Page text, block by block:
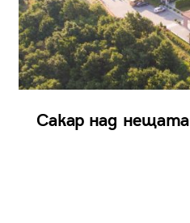
Сакар над нещата